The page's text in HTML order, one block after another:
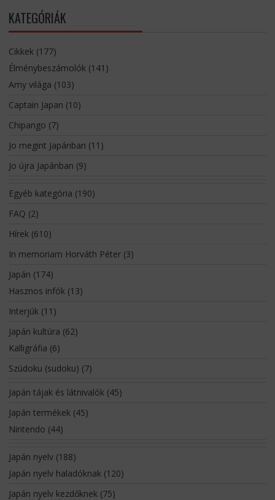
KATEGÓRIÁK
Cikkek(177)
Élménybeszámolók(141)
Amy világa (103)
Captain Japan (10)
Chipango (7)
Jo megint Japánban (11)
Jo újra Japánban (9)
Egyéb kategória (190)
FAQ (2)
Hírek(610)
In memoriam Horváth Péter(3)
Japán (174)
Hasznos infók(13)
Interjúk(11)
Japán kultúra (62)
Kalligráfia (6)
Szúdoku (sudoku) (7)
Japán tájak és látnivalók(45)
Japán termékek(45)
Nintendo (44)
Japán nyelv(188)
Japán nyelv haladóknak(120)
Japán nyelv kezdőknek(75)